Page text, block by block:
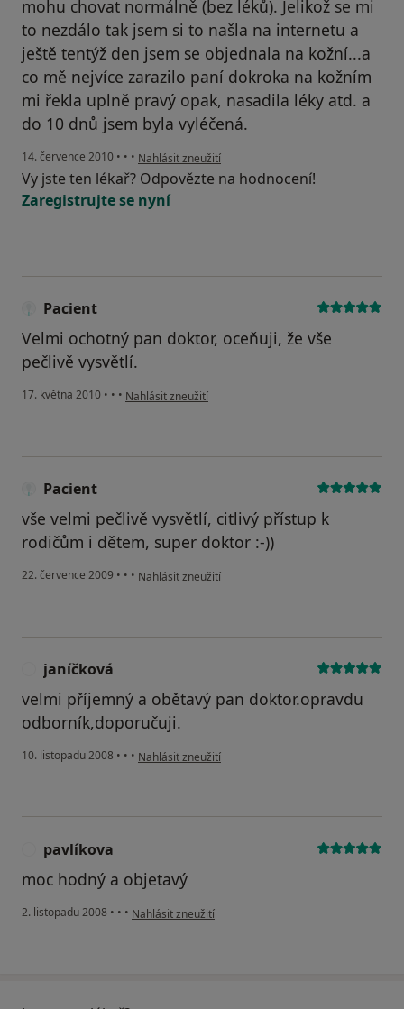
mohu chovat normálně (bez léků). Jelikož se mi
to nezdálo tak jsem si to našla na internetu a
ještě tentýž den jsem se objednala na kožní...a
co mě nejvíce zarazilo paní dokroka na kožním
mi řekla uplně pravý opak, nasadila léky atd. a
do 10 dnů jsem byla vyléčená.
14. července 2010 • • • podle názoru uživatele Váš účet byl odstraněn
Nahlásit zneužití
Vy jste ten lékař? Odpovězte na hodnocení!
Zaregistrujte se nyní
Pacient
Velmi ochotný pan doktor, oceňuji, že vše
pečlivě vysvětlí.
17. května 2010 • • • podle názoru uživatele Pacient
Nahlásit zneužití
Pacient
vše velmi pečlivě vysvětlí, citlivý přístup k
rodičům i dětem, super doktor :-))
22. července 2009 • • • podle názoru uživatele Pacient
Nahlásit zneužití
janíčková
velmi příjemný a obětavý pan doktor.opravdu
odborník,doporučuji.
10. listopadu 2008 • • • podle názoru uživatele janíčková
Nahlásit zneužití
pavlíkova
moc hodný a objetavý
2. listopadu 2008 • • • podle názoru uživatele pavlíkova
Nahlásit zneužití